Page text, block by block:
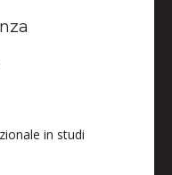
in studi